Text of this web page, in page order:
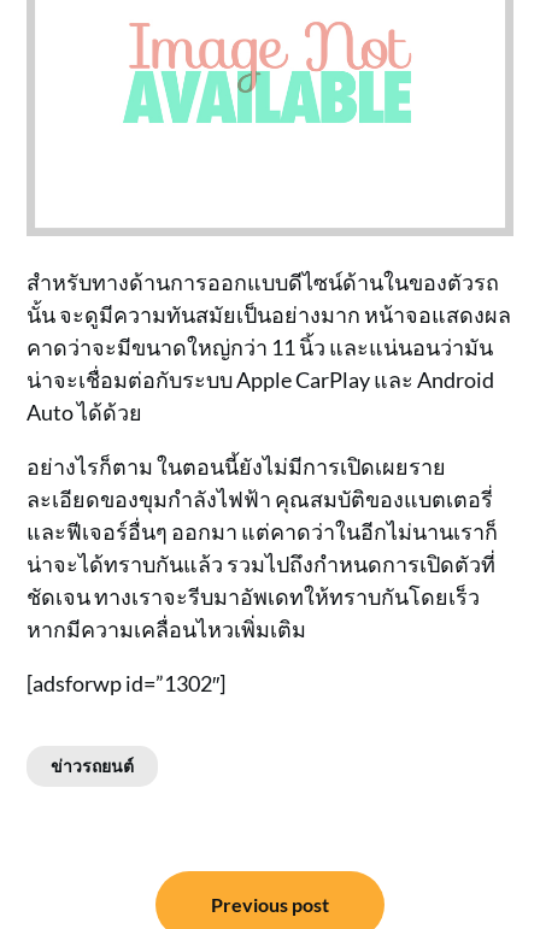
สำหรับทางด้านการออกแบบดีไซน์ด้านในของตัวรถ
นั้น จะดูมีความทันสมัยเป็นอย่างมาก หน้าจอแสดงผล
คาดว่าจะมีขนาดใหญ่กว่า 11 นิ้ว และแน่นอนว่ามัน
น่าจะเชื่อมต่อกับระบบ Apple CarPlay และ Android
Auto ได้ด้วย
อย่างไรก็ตาม ในตอนนี้ยังไม่มีการเปิดเผยราย
ละเอียดของขุมกำลังไฟฟ้า คุณสมบัติของแบตเตอรี่
และฟีเจอร์อื่นๆ ออกมา แต่คาดว่าในอีกไม่นานเราก็
น่าจะได้ทราบกันแล้ว รวมไปถึงกำหนดการเปิดตัวที่
ชัดเจน ทางเราจะรีบมาอัพเดทให้ทราบกันโดยเร็ว
หากมีความเคลื่อนไหวเพิ่มเติม
[adsforwp id=”1302″]
ข่าวรถยนต์
Previous post